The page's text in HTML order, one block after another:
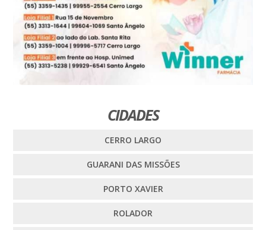
CIDADES
CERRO LARGO
GUARANI DAS MISSÕES
PORTO XAVIER
ROLADOR